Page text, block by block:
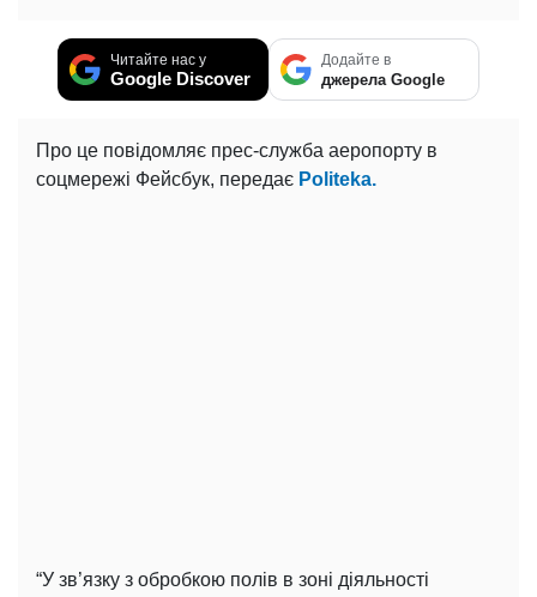
Читайте нас у
Google Discover
Додайте в
джерела Google
Про це повідомляє прес-служба аеропорту в
соцмережі Фейсбук, передає Politeka.
“У зв’язку з обробкою полів в зоні діяльності